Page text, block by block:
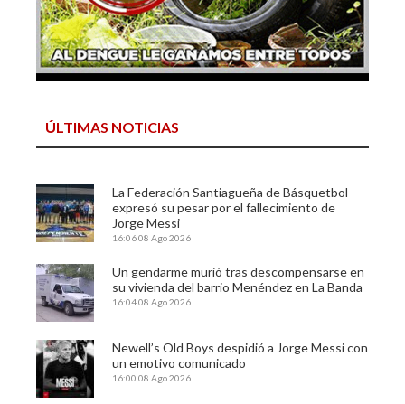
ÚLTIMAS NOTICIAS
La Federación Santiagueña de Básquetbol
expresó su pesar por el fallecimiento de
Jorge Messi
16:0608 Ago 2026
Un gendarme murió tras descompensarse en
su vivienda del barrio Menéndez en La Banda
16:0408 Ago 2026
Newell’s Old Boys despidió a Jorge Messi con
un emotivo comunicado
16:00 08 Ago 2026